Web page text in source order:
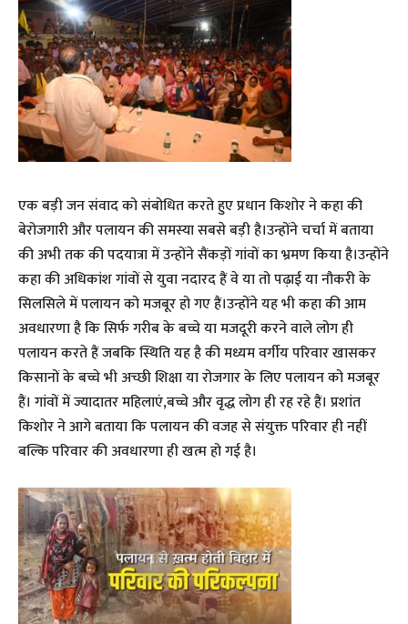
एक बड़ी जन संवाद को संबोधित करते हुए प्रधान किशोर ने कहा की
बेरोजगारी और पलायन की समस्या सबसे बड़ी है।उन्होंने चर्चा में बताया
की अभी तक की पदयात्रा में उन्होंने सैंकड़ों गांवों का भ्रमण किया है।उन्होंने
कहा की अधिकांश गांवों से युवा नदारद हैं वे या तो पढ़ाई या नौकरी के
सिलसिले में पलायन को मजबूर हो गए हैं।उन्होंने यह भी कहा की आम
अवधारणा है कि सिर्फ गरीब के बच्चे या मजदूरी करने वाले लोग ही
पलायन करते हैं जबकि स्थिति यह है की मध्यम वर्गीय परिवार खासकर
किसानों के बच्चे भी अच्छी शिक्षा या रोजगार के लिए पलायन को मजबूर
हैं। गांवों में ज्यादातर महिलाएं,बच्चे और वृद्ध लोग ही रह रहे हैं। प्रशांत
किशोर ने आगे बताया कि पलायन की वजह से संयुक्त परिवार ही नहीं
बल्कि परिवार की अवधारणा ही खत्म हो गई है।